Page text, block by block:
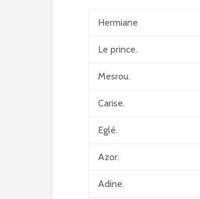
Hermiane
Le prince.
Mesrou.
Carise.
Eglé.
Azor.
Adine.